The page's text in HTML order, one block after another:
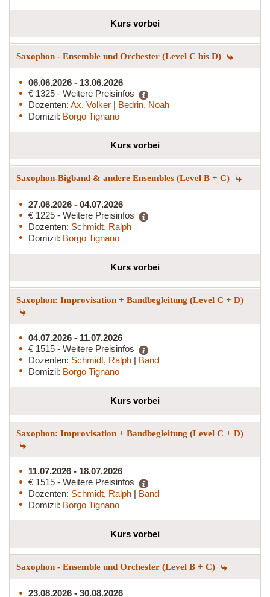
Kurs vorbei
Saxophon - Ensemble und Orchester (Level C bis D)
06.06.2026 - 13.06.2026
€ 1325 - Weitere Preisinfos
Dozenten: Ax, Volker | Bedrin, Noah
Domizil: Borgo Tignano
Kurs vorbei
Saxophon-Bigband & andere Ensembles (Level B + C)
27.06.2026 - 04.07.2026
€ 1225 - Weitere Preisinfos
Dozenten: Schmidt, Ralph
Domizil: Borgo Tignano
Kurs vorbei
Saxophon: Improvisation + Bandbegleitung (Level C + D)
04.07.2026 - 11.07.2026
€ 1515 - Weitere Preisinfos
Dozenten: Schmidt, Ralph | Band
Domizil: Borgo Tignano
Kurs vorbei
Saxophon: Improvisation + Bandbegleitung (Level C + D)
11.07.2026 - 18.07.2026
€ 1515 - Weitere Preisinfos
Dozenten: Schmidt, Ralph | Band
Domizil: Borgo Tignano
Kurs vorbei
Saxophon - Ensemble und Orchester (Level B + C)
23.08.2026 - 30.08.2026